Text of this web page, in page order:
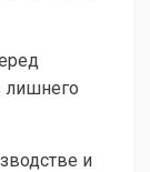
лишнего
и